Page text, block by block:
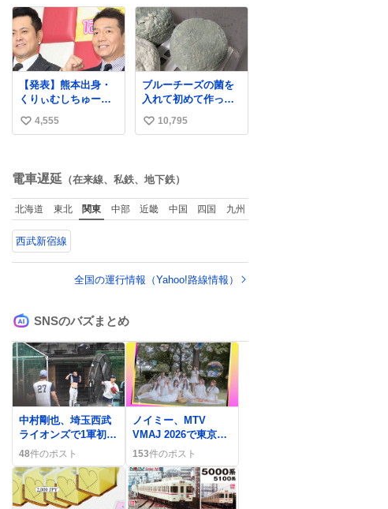
い
数
い
ね
数
【発表】熊本出身・
くりぃむしちゅーら
の所属事務所、被災
地に義援金寄付
ぃむしちゅーやマツ
コ、有働由美子らが
所属する芸能事務所
「チャッターボック
ス」が7日、公式サイ
トを更新。熊本地震
の被災地支援のため
とを公表した。
い
数
4,555
ブルーチーズの菌を
入れて初めて作って
みたチーズなんだけ
ど 本能でちょっとヤ
い
数
10,795
電車遅延 （在来線、私鉄、地下鉄）
北海道 東北 関東 中部 近畿 中国 四国 九州
西武新宿線
全国の運行情報（Yahoo!路線情報）
SNSのバズまとめ
中村剛也、埼玉西武
ライオンズで1軍初昇
格 ファンは「やっ
た！」と歓喜
48件のポスト
ノイミー、MTV
VMAJ 2026で東京ド
ーム出演決定！ファ
ン歓喜の声が止まら
ない
153件のポスト